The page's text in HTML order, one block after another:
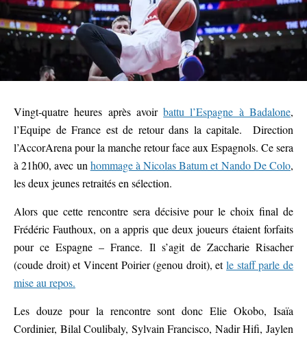
Vingt-quatre heures après avoirbattu l’Espagne à Badalone,
l’Equipe de France est de retour dans la capitale. Direction
l’AccorArena pour la manche retour face aux Espagnols. Ce sera
à 21h00, avec unhommage à Nicolas Batum et Nando De Colo,
les deux jeunes retraités en sélection.
Alors que cette rencontre sera décisive pour le choix final de
Frédéric Fauthoux, on a appris que deux joueurs étaient forfaits
pour ce Espagne – France. Il s’agit de Zaccharie Risacher
(coude droit) et Vincent Poirier (genou droit), etle staff parle de
mise au repos.
Les douze pour la rencontre sont donc Elie Okobo, Isaïa
Cordinier, Bilal Coulibaly, Sylvain Francisco, Nadir Hifi, Jaylen